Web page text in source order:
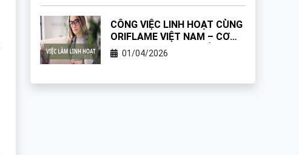
CÔNG VIỆC LINH HOẠT CÙNG
ORIFLAME VIỆT NAM – CƠ
HỘI TẠO THU NHẬP BỀN
VỮNG
01/04/2026